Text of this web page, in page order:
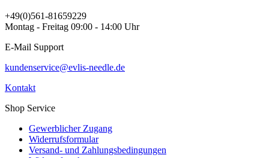
+49(0)561-81659229
Montag - Freitag 09:00 - 14:00 Uhr
E-Mail Support
kundenservice@evlis-needle.de
Kontakt
Shop Service
Gewerblicher Zugang
Widerrufsformular
Versand- und Zahlungsbedingungen